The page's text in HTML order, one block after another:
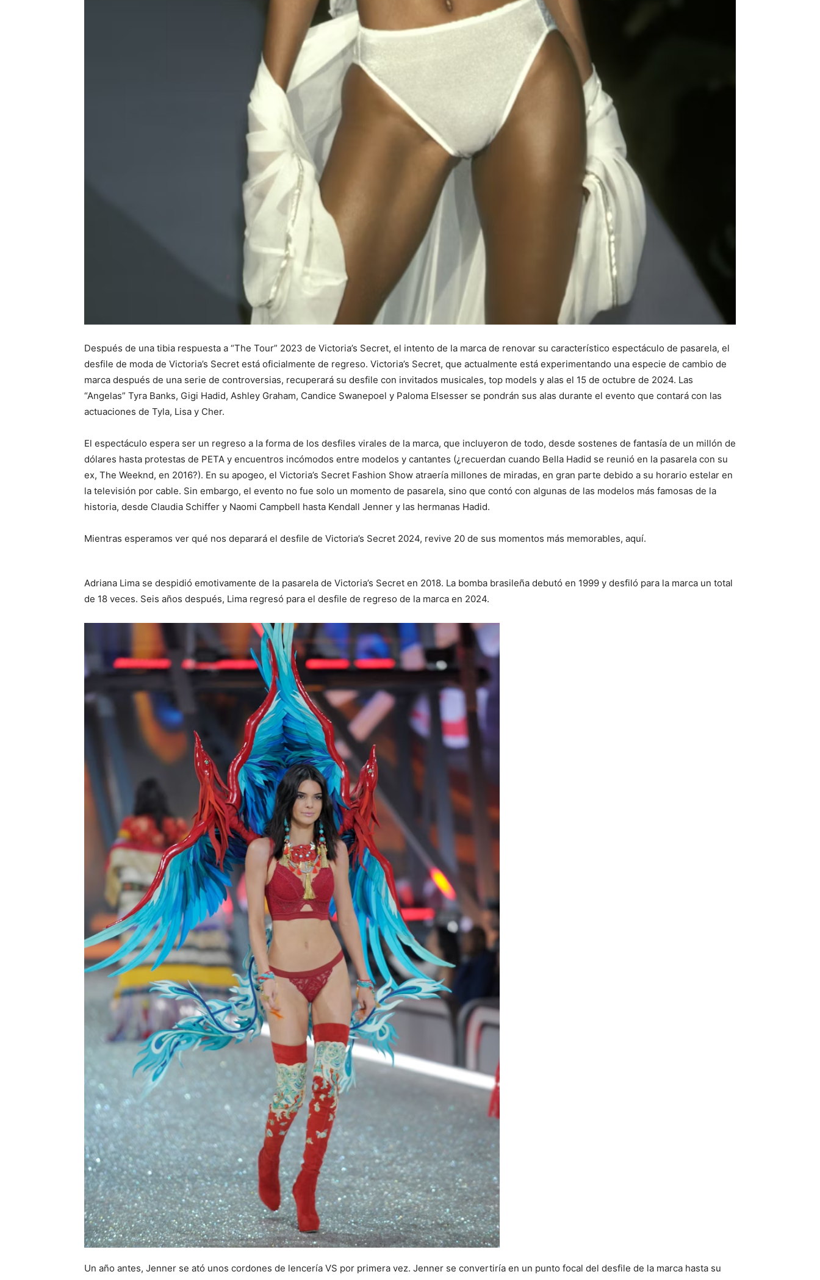
Después de una tibia respuesta a “The Tour” 2023 de Victoria’s Secret, el intento de la marca de renovar su característico espectáculo de pasarela, el
desfile de moda de Victoria’s Secret está oficialmente de regreso. Victoria’s Secret, que actualmente está experimentando una especie de cambio de
marca después de una serie de controversias, recuperará su desfile con invitados musicales, top models y alas el 15 de octubre de 2024. Las
“Angelas” Tyra Banks, Gigi Hadid, Ashley Graham, Candice Swanepoel y Paloma Elsesser se pondrán sus alas durante el evento que contará con las
actuaciones de Tyla, Lisa y Cher.
El espectáculo espera ser un regreso a la forma de los desfiles virales de la marca, que incluyeron de todo, desde sostenes de fantasía de un millón de
dólares hasta protestas de PETA y encuentros incómodos entre modelos y cantantes (¿recuerdan cuando Bella Hadid se reunió en la pasarela con su
ex, The Weeknd, en 2016?). En su apogeo, el Victoria’s Secret Fashion Show atraería millones de miradas, en gran parte debido a su horario estelar en
la televisión por cable. Sin embargo, el evento no fue solo un momento de pasarela, sino que contó con algunas de las modelos más famosas de la
historia, desde Claudia Schiffer y Naomi Campbell hasta Kendall Jenner y las hermanas Hadid.
Mientras esperamos ver qué nos deparará el desfile de Victoria’s Secret 2024, revive 20 de sus momentos más memorables, aquí.
Adriana Lima se despidió emotivamente de la pasarela de Victoria’s Secret en 2018. La bomba brasileña debutó en 1999 y desfiló para la marca un total
de 18 veces. Seis años después, Lima regresó para el desfile de regreso de la marca en 2024.
Un año antes, Jenner se ató unos cordones de lencería VS por primera vez. Jenner se convertiría en un punto focal del desfile de la marca hasta su